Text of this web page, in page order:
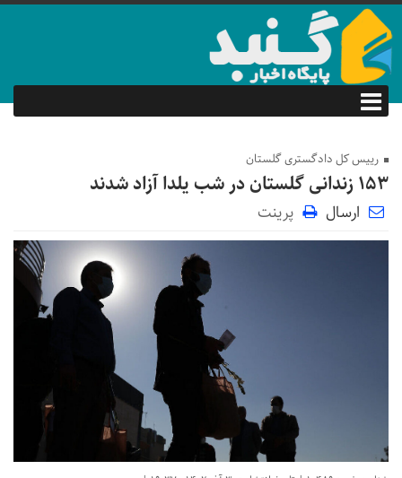
رییس کل دادگستری گلستان
۱۵۳ زندانی گلستان در شب یلدا آزاد شدند
ارسال پرینت